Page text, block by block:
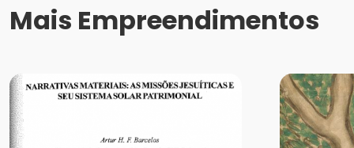
Mais Empreendimentos